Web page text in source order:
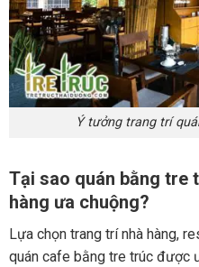
Ý tưởng trang trí
Tại sao quán bằng tre
hàng ưa chuộng?
Lựa chọn trang trí nhà hàng,
quán cafe bằng tre trúc được